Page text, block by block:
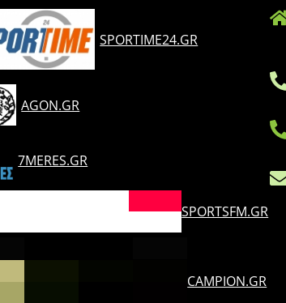
SPORTIME24.GR
AGON.GR
7MERES.GR
SPORTSFM.GR
CAMPION.GR